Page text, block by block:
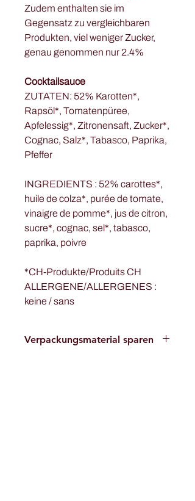
Zudem enthalten sie im
Gegensatz zu vergleichbaren
Produkten, viel weniger Zucker,
genau genommen nur 2.4%
Cocktailsauce
ZUTATEN: 52% Karotten*,
Rapsöl*, Tomatenpüree,
Apfelessig*, Zitronensaft, Zucker*,
Cognac, Salz*, Tabasco, Paprika,
Pfeffer
INGREDIENTS : 52% carottes*,
huile de colza*, purée de tomate,
vinaigre de pomme*, jus de citron,
sucre*, cognac, sel*, tabasco,
paprika, poivre
*CH-Produkte/Produits CH
ALLERGENE/ALLERGENES :
keine / sans
Verpackungsmaterial sparen